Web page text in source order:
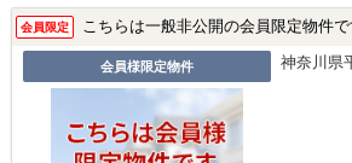
会員限定 こちらは一般非公開の会員限定物件で
会員様限定物件 神奈川県